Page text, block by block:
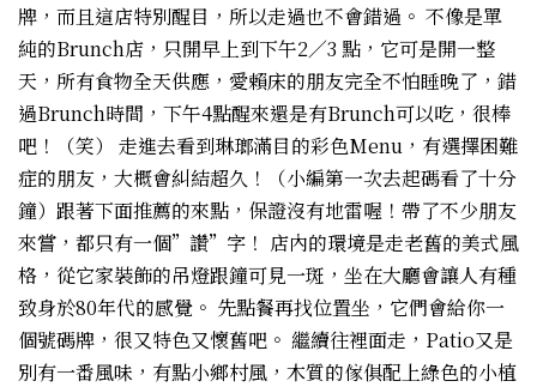
牌，而且這店特別醒目，所以走過也不會錯過。 不像是單
純的Brunch店，只開早上到下午2／3 點，它可是開一整
天，所有食物全天供應，愛賴床的朋友完全不怕睡晚了，錯
過Brunch時間，下午4點醒來還是有Brunch可以吃，很棒
吧！（笑） 走進去看到琳瑯滿目的彩色Menu，有選擇困難
症的朋友，大概會糾結超久！（小編第一次去起碼看了十分
鐘）跟著下面推薦的來點，保證沒有地雷喔！帶了不少朋友
來嘗，都只有一個”讚”字！ 店內的環境是走老舊的美式風
格，從它家裝飾的吊燈跟鐘可見一斑，坐在大廳會讓人有種
致身於80年代的感覺。 先點餐再找位置坐，它們會給你一
個號碼牌，很又特色又懷舊吧。 繼續往裡面走，Patio又是
別有一番風味，有點小鄉村風，木質的傢俱配上綠色的小植